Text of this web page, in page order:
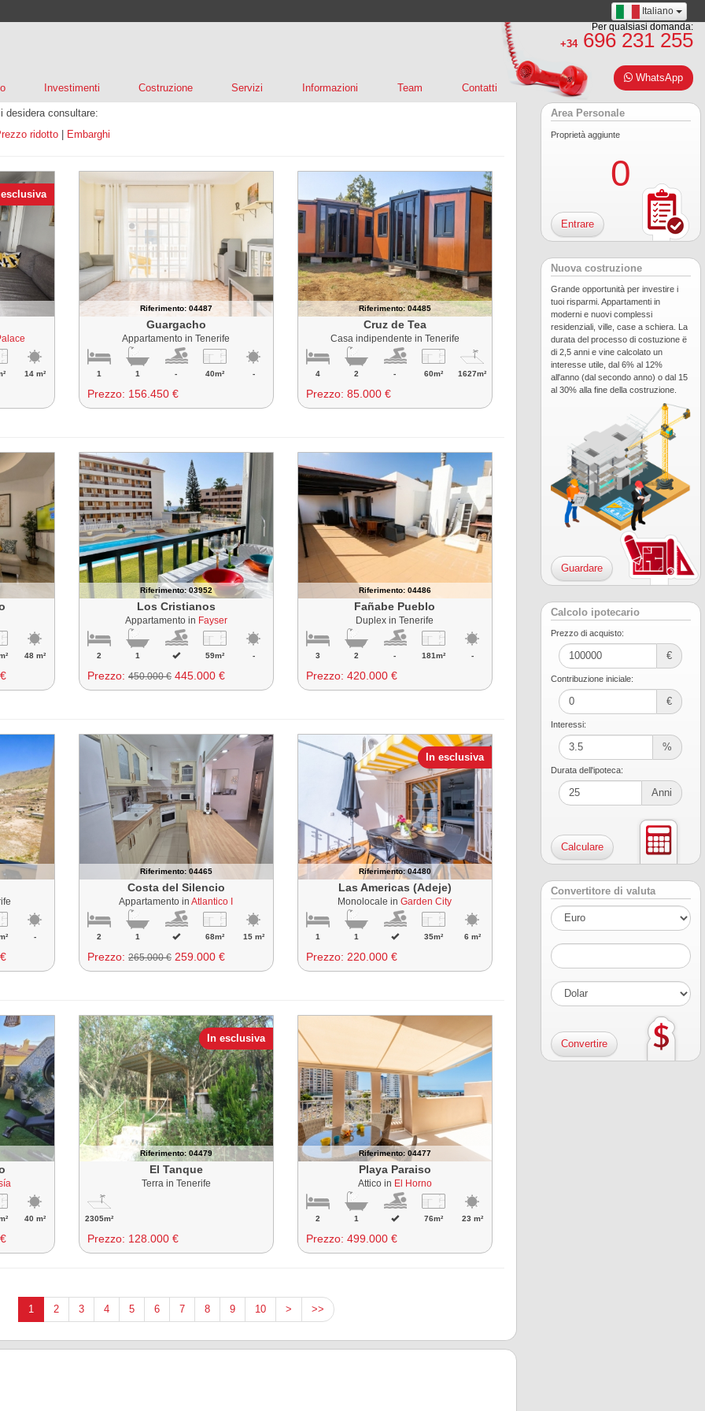
Italiano
Investimenti Costruzione Servizi Informazioni Team Contatti
desidera consultare:
ridotto
Embarghi
14 m²
Riferimento: 04487
Guargacho
Appartamento in Tenerife
1 1 - 40m² -
Prezzo: 156.450 €
Riferimento: 04485
Cruz de Tea
Casa indipendente in Tenerife
4 2 - 60m² 1627m²
Prezzo: 85.000 €
48 m²
Riferimento: 03952
Los Cristianos
Appartamento in Fayser
2 1 59m² -
Prezzo: 450.000 €445.000 €
Riferimento: 04486
Fañabe Pueblo
Duplex in Tenerife
3 2 - 181m² -
Prezzo: 420.000 €
-
Riferimento: 04465
Costa del Silencio
Appartamento inAtlantico I
2 1 68m² 15 m²
Prezzo: 265.000 €259.000 €
In esclusiva
Riferimento: 04480
Las Americas (Adeje)
Monolocale inGarden City
1 1 35m² 6 m²
Prezzo: 220.000 €
40 m²
In esclusiva
Riferimento: 04479
El Tanque
Terra in Tenerife
2305m²
Prezzo: 128.000 €
Riferimento: 04477
Playa Paraiso
Attico in El Horno
2 1 76m² 23 m²
Prezzo: 499.000 €
1 2 3 4 5 6 7 8 9 10 > >>
Per qualsiasi domanda:
+34696 231 255
WhatsApp
Area Personale
Proprietà aggiunte
0
Entrare
Nuova costruzione
Grande opportunità per investire i
tuoi risparmi. Appartamenti in
moderni e nuovi complessi
residenziali, ville, case a schiera. La
durata del processo di costuzione ë
di 2,5 anni e vine calcolato un
interesse utile, dal 6% al 12%
all'anno (dal secondo anno) o dal 15
al 30% alla fine della costruzione.
Guardare
Calcolo ipotecario
Prezzo di acquisto:
€
Contribuzione iniciale:
€
Interessi:
%
Durata dell'ipoteca:
Anni
Convertitore di valuta